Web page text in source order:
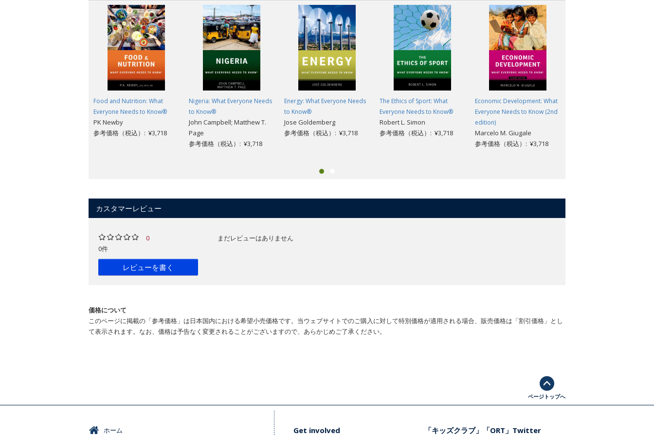
easy-to-read question-and-answer format, Jane McAuliffe, one of the world's foremost scholars of the Qur'an, introduces readers to this important text
by discussing its origins, structure, themes, interpretations, and what it has to say about a host of critical contemporary issues. Where did the Qur'an
come from? Do Muslims believe that the Qur'an is God's own word? How do Muslims study the Qur'an? What does the Qur'an say about God? About
family? About ethics? About violence? By answering the questions that many people have about the Qur'an and its role in Muslim faith, this book offers
an invaluable resource for anyone who is curious about one of the world's most important faiths.
Food and Nutrition: What
Everyone Needs to Know®
PK Newby
参考価格（税込）: ¥3,718
Nigeria: What Everyone Needs
to Know®
John Campbell; Matthew T.
Page
参考価格（税込）: ¥3,718
Energy: What Everyone Needs
to Know®
Jose Goldemberg
参考価格（税込）: ¥3,718
The Ethics of Sport: What
Everyone Needs to Know®
Robert L. Simon
参考価格（税込）: ¥3,718
Economic Development: What
Everyone Needs to Know (2nd
edition)
Marcelo M. Giugale
参考価格（税込）: ¥3,718
カスタマーレビュー
0
0件
レビューを書く
まだレビューはありません
価格について
このページに掲載の「参考価格」は日本国内における希望小売価格です。当ウェブサイトでのご購入に対して特別価格が適用される場合、販売価格は「割引価格」とし
て表示されます。なお、価格は予告なく変更されることがございますので、あらかじめご了承ください。
ページトップへ
ホーム Get involved 「キッズクラブ」「ORT」Twitter